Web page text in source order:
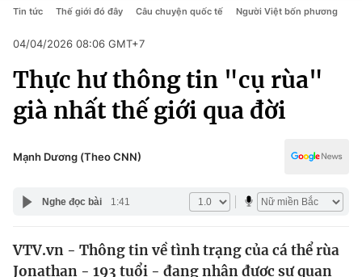
Chuyên mục
Chính trị
Pháp luật
Chính trị
Pháp luật
Kinh tế
Thể thao
Truyền hình
Y tế
Công nghệ
Tin tức Thế giới đó đây Câu chuyện quốc tế Người Việt bốn phương
04/04/2026 08:06 GMT+7
Thực hư thông tin "cụ rùa"
già nhất thế giới qua đời
Mạnh Dương (Theo CNN)
Nghe đọc bài 1:41
VTV.vn - Thông tin về tình trạng của cá thể rùa
Jonathan - 193 tuổi - đang nhận được sự quan